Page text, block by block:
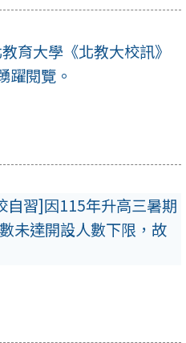
育大學《北教大校訊》
躍閱覽。
自習]因115年升高三暑期
未達開設人數下限，故